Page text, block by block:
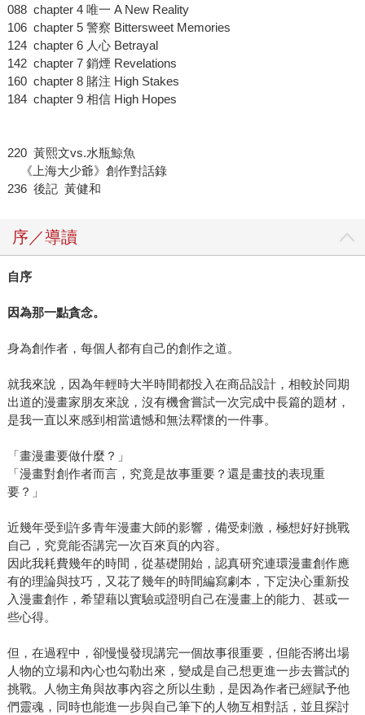
088 chapter 4 唯一 A New Reality
106 chapter 5 警察 Bittersweet Memories
124 chapter 6 人心 Betrayal
142 chapter 7 銷煙 Revelations
160 chapter 8 賭注 High Stakes
184 chapter 9 相信 High Hopes
220 黃熙文vs.水瓶鯨魚
《上海大少爺》創作對話錄
236 後記 黃健和
序／導讀
自序
因為那一點貪念。
身為創作者，每個人都有自己的創作之道。
就我來說，因為年輕時大半時間都投入在商品設計，相較於同期
出道的漫畫家朋友來說，沒有機會嘗試一次完成中長篇的題材，
是我一直以來感到相當遺憾和無法釋懷的一件事。
「畫漫畫要做什麼？」
「漫畫對創作者而言，究竟是故事重要？還是畫技的表現重
要？」
近幾年受到許多青年漫畫大師的影響，備受刺激，極想好好挑戰
自己，究竟能否講完一次百來頁的內容。
因此我耗費幾年的時間，從基礎開始，認真研究連環漫畫創作應
有的理論與技巧，又花了幾年的時間編寫劇本，下定決心重新投
入漫畫創作，希望藉以實驗或證明自己在漫畫上的能力、甚或一
些心得。
但，在過程中，卻慢慢發現講完一個故事很重要，但能否將出場
人物的立場和內心也勾勒出來，變成是自己想更進一步去嘗試的
挑戰。人物主角與故事內容之所以生動，是因為作者已經賦予他
們靈魂，同時也能進一步與自己筆下的人物互相對話，並且探討